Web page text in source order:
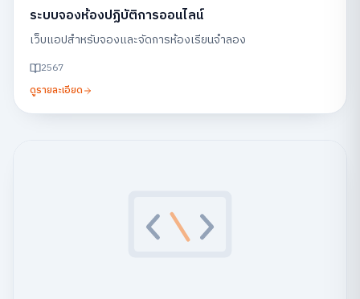
ระบบจองห้องปฏิบัติการออนไลน์
เว็บแอปสำหรับจองและจัดการห้องเรียนจำลอง
2567
ดูรายละเอียด